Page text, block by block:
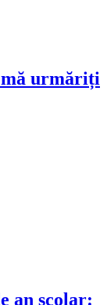
mă urmăriți
an școlar: